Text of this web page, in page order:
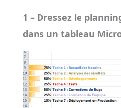
1 – Dressez le
dans un tableau